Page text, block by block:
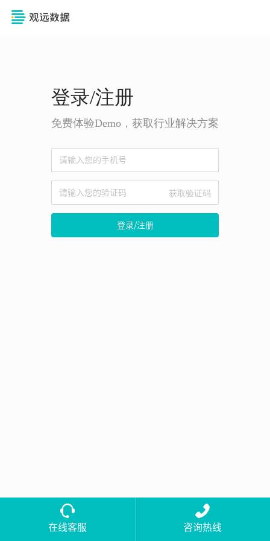
登录/注册
免费体验Demo，获取行业解决方案
获取验证码
登录/注册
在线客服 咨询热线